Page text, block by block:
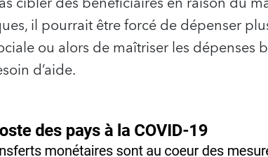
il pourrait être forcé de dépenser
ou alors de maîtriser les dépenses
d’aide.